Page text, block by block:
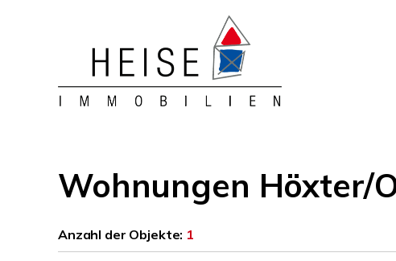
Wohnungen Höxter/
Anzahl der Objekte: 1